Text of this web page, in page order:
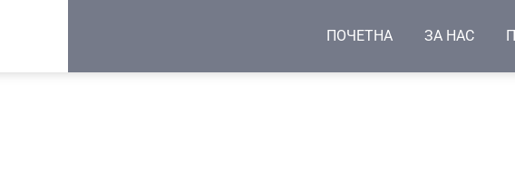
ПОЧЕТНА ЗА НАС